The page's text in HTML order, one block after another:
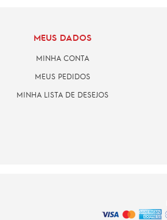
MEUS DADOS
MINHA CONTA
MEUS PEDIDOS
MINHA LISTA DE DESEJOS